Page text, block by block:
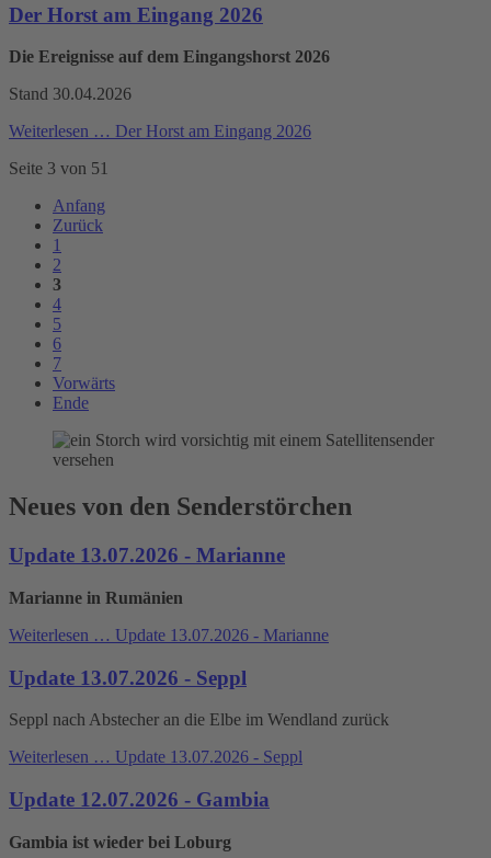
Der Horst am Eingang 2026
Die Ereignisse auf dem Eingangshorst 2026
Stand 30.04.2026
Weiterlesen … Der Horst am Eingang 2026
Seite 3 von 51
Anfang
Zurück
1
2
3
4
5
6
7
Vorwärts
Ende
Neues von den Senderstörchen
Update 13.07.2026 - Marianne
Marianne in Rumänien
Weiterlesen … Update 13.07.2026 - Marianne
Update 13.07.2026 - Seppl
Seppl nach Abstecher an die Elbe im Wendland zurück
Weiterlesen … Update 13.07.2026 - Seppl
Update 12.07.2026 - Gambia
Gambia ist wieder bei Loburg